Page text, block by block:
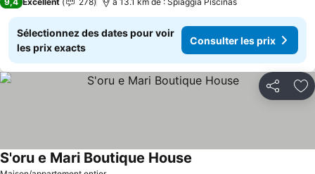
Sélectionnez des dates pour voir
les prix exacts
Consulter les prix
Partager
S'oru e Mari Boutique House